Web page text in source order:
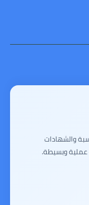
والشهادات
عملية وبسيطة.